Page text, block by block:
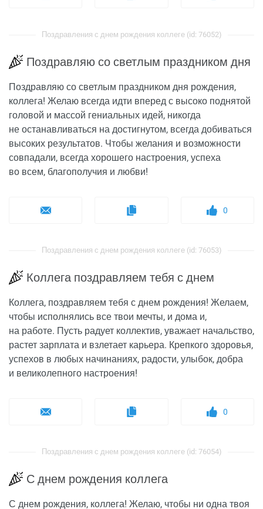
Поздравления с днем рождения коллеге (id: 76052)
Поздравляю со светлым праздником дня
Поздравляю со светлым праздником дня рождения,
коллега! Желаю всегда идти вперед с высоко поднятой
головой и массой гениальных идей, никогда
не останавливаться на достигнутом, всегда добиваться
высоких результатов. Чтобы желания и возможности
совпадали, всегда хорошего настроения, успеха
во всем, благополучия и любви!
0
Поздравления с днем рождения коллеге (id: 76053)
Коллега поздравляем тебя с днем
Коллега, поздравляем тебя с днем рождения! Желаем,
чтобы исполнялись все твои мечты, и дома и,
на работе. Пусть радует коллектив, уважает начальство,
растет зарплата и взлетает карьера. Крепкого здоровья,
успехов в любых начинаниях, радости, улыбок, добра
и великолепного настроения!
0
Поздравления с днем рождения коллеге (id: 76054)
С днем рождения коллега
С днем рождения, коллега! Желаю, чтобы ни одна твоя